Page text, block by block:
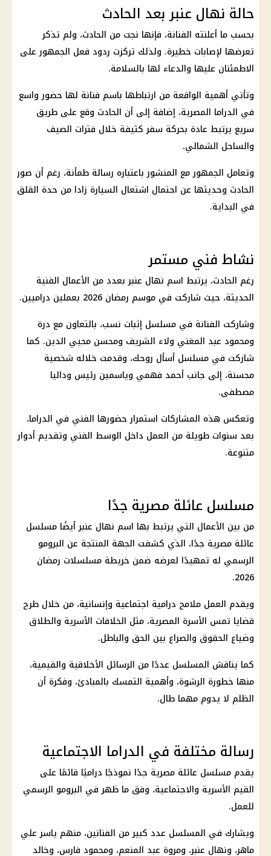
حالة نهال عنبر بعد الحادث
بحسب ما أعلنته الفنانة، فإنها نجت من الحادث، ولم تذكر
تعرضها لإصابات خطيرة. ولذلك تركزت ردود فعل الجمهور على
الاطمئنان عليها والدعاء لها بالسلامة.
وتأتي أهمية الواقعة من ارتباطها باسم فنانة لها حضور واسع
في الدراما المصرية، إضافة إلى أن الحادث وقع على طريق
سريع يرتبط عادة بحركة سفر كثيفة خلال فترات الصيف
والساحل الشمالي.
وتعامل الجمهور مع المنشور باعتباره رسالة طمأنة، رغم أن صور
الحادث وحديثها عن احتمال اشتعال السيارة زادا من حدة القلق
في البداية.
نشاط فني مستمر
رغم الحادث، يرتبط اسم نهال عنبر بعدد من الأعمال الفنية
الحديثة، حيث شاركت في موسم رمضان 2026 بعملين دراميين.
وشاركت الفنانة في مسلسل إثبات نسب، بالتعاون مع درة
ومحمود عبد المغني ولاء الشريف ومحسن محيي الدين. كما
شاركت في مسلسل أسأل روحك، وقدمت خلاله شخصية
محسنة، إلى جانب أحمد فهمي وياسمين رئيس وداليا
مصطفى.
وتعكس هذه المشاركات استمرار حضورها الفني في الدراما،
بعد سنوات طويلة من العمل داخل الوسط الفني وتقديم أدوار
متنوعة.
مسلسل عائلة مصرية جدًا
من بين الأعمال التي يرتبط بها اسم نهال عنبر أيضًا مسلسل
عائلة مصرية جدًا، الذي كشفت الجهة المنتجة عن البرومو
الرسمي له تمهيدًا لعرضه ضمن خريطة مسلسلات رمضان
2026.
ويقدم العمل ملامح درامية اجتماعية وإنسانية، من خلال طرح
قضايا تمس الأسرة المصرية، مثل الخلافات الأسرية والطلاق
وضياع الحقوق والصراع بين الحق والباطل.
كما يناقش المسلسل عددًا من الرسائل الأخلاقية والقيمية،
منها خطورة الرشوة، وأهمية التمسك بالمبادئ، وفكرة أن
الظلم لا يدوم مهما طال.
رسالة مختلفة في الدراما الاجتماعية
يقدم مسلسل عائلة مصرية جدًا نموذجًا دراميًا قائمًا على
القيم الأسرية والاجتماعية، وفق ما ظهر في البرومو الرسمي
للعمل.
ويشارك في المسلسل عدد كبير من الفنانين، منهم ياسر علي
ماهر، ونهال عنبر، ومروة عبد المنعم، ومحمود فارس، وخالد